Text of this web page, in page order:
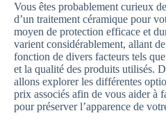
Vous êtes probablement curieux
d’un traitement céramique pour
moyen de protection efficace et
varient considérablement, allant de
fonction de divers facteurs tels
et la qualité des produits utilisés.
allons explorer les différentes
prix associés afin de vous aider à
pour préserver l’apparence de